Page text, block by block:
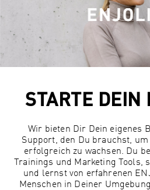
STARTE DEIN
Wir bieten Dir Dein eigenes
Support, den Du brauchst,
erfolgreich zu wachsen. Du
Trainings und Marketing Tools,
und lernst von erfahrenen
Menschen in Deiner